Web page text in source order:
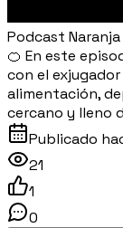
Podcast
🍊 En este
con el
alimentación,
cercano y lleno
Publicado
21
1
0